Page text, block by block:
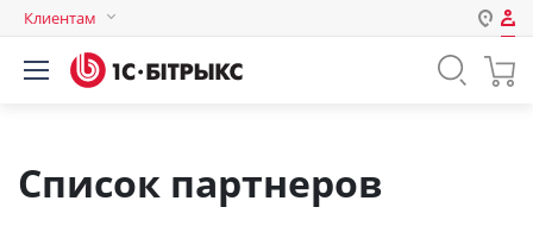
Клиентам
Авторизация
Логин
Список партнеров